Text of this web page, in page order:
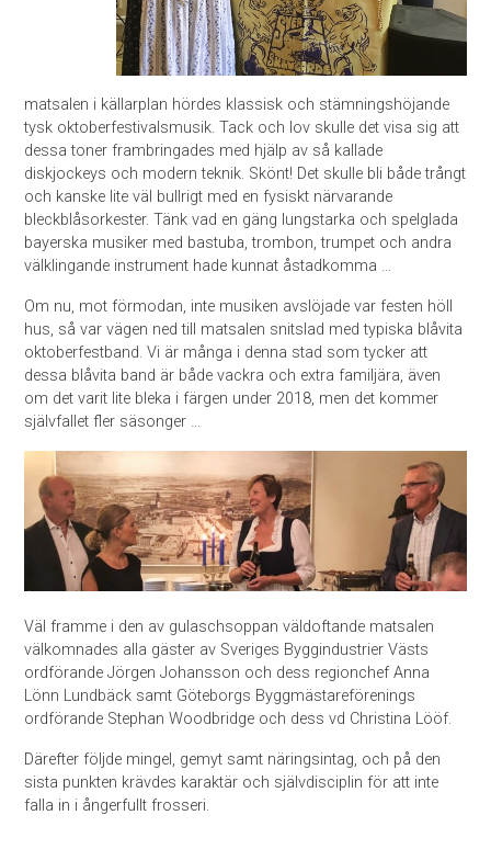
matsalen i källarplan hördes klassisk och stämningshöjande
tysk oktoberfestivalsmusik. Tack och lov skulle det visa sig att
dessa toner frambringades med hjälp av så kallade
diskjockeys och modern teknik. Skönt! Det skulle bli både trångt
och kanske lite väl bullrigt med en fysiskt närvarande
bleckblåsorkester. Tänk vad en gäng lungstarka och spelglada
bayerska musiker med bastuba, trombon, trumpet och andra
välklingande instrument hade kunnat åstadkomma …
Om nu, mot förmodan, inte musiken avslöjade var festen höll
hus, så var vägen ned till matsalen snitslad med typiska blåvita
oktoberfestband. Vi är många i denna stad som tycker att
dessa blåvita band är både vackra och extra familjära, även
om det varit lite bleka i färgen under 2018, men det kommer
självfallet fler säsonger …
Väl framme i den av gulaschsoppan väldoftande matsalen
välkomnades alla gäster av Sveriges Byggindustrier Västs
ordförande Jörgen Johansson och dess regionchef Anna
Lönn Lundbäck samt Göteborgs Byggmästareförenings
ordförande Stephan Woodbridge och dess vd Christina Lööf.
Därefter följde mingel, gemyt samt näringsintag, och på den
sista punkten krävdes karaktär och självdisciplin för att inte
falla in i ångerfullt frosseri.